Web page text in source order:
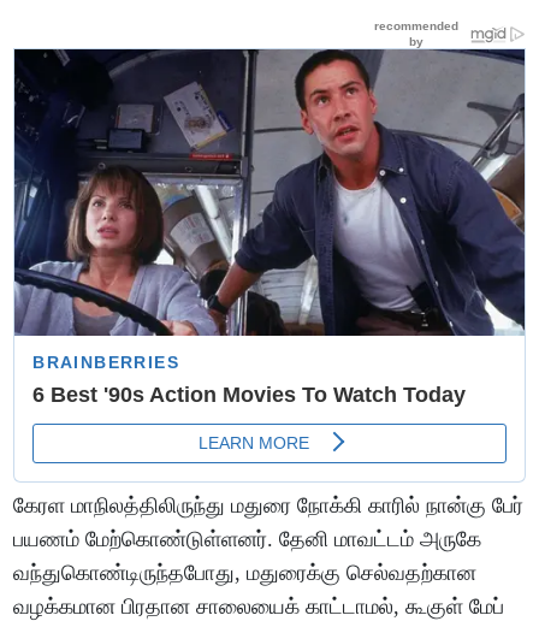
கேரள மாநிலத்திலிருந்து மதுரை நோக்கி காரில் நான்கு பேர்
பயணம் மேற்கொண்டுள்ளனர். தேனி மாவட்டம் அருகே
வந்துகொண்டிருந்தபோது, மதுரைக்கு செல்வதற்கான
வழக்கமான பிரதான சாலையைக் காட்டாமல், கூகுள் மேப்